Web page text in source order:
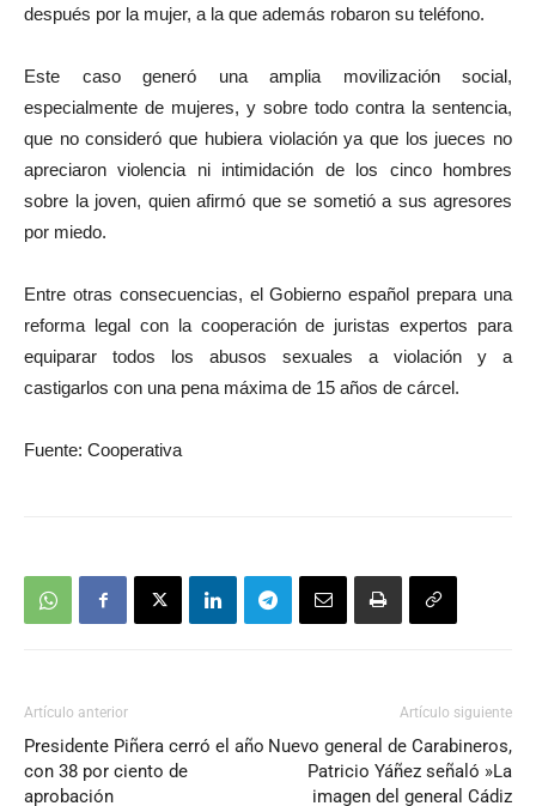
después por la mujer, a la que además robaron su teléfono.
Este caso generó una amplia movilización social,
especialmente de mujeres, y sobre todo contra la sentencia,
que no consideró que hubiera violación ya que los jueces no
apreciaron violencia ni intimidación de los cinco hombres
sobre la joven, quien afirmó que se sometió a sus agresores
por miedo.
Entre otras consecuencias, el Gobierno español prepara una
reforma legal con la cooperación de juristas expertos para
equiparar todos los abusos sexuales a violación y a
castigarlos con una pena máxima de 15 años de cárcel.
Fuente: Cooperativa
Artículo anterior
Presidente Piñera cerró el año
con 38 por ciento de
aprobación
Artículo siguiente
Nuevo general de Carabineros,
Patricio Yáñez señaló »La
imagen del general Cádiz